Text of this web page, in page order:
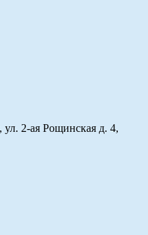
2-ая Рощинская д. 4,